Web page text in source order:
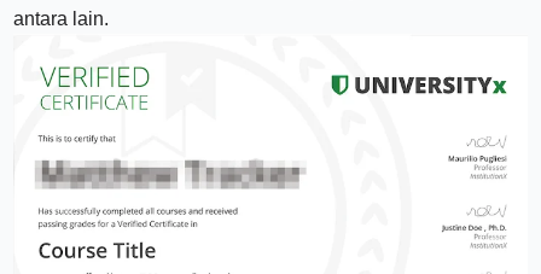
antara lain.